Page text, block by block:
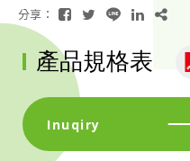
分享：
產品規格表
Inuqiry